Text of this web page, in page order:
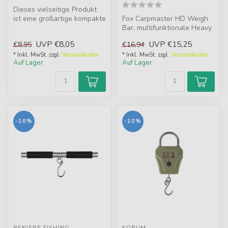
Dieses vielseitige Produkt
ist eine großartige kompakte
€8,95 UVP €8,05
* Inkl. MwSt. zzgl. Versandkosten
Auf Lager
Fox Carpmaster HD Weigh
Bar, multifunktionale Heavy
Drehhak...
€16,94 UVP €15,25
* Inkl. MwSt. zzgl. Versandkosten
Auf Lager
-10% -10%